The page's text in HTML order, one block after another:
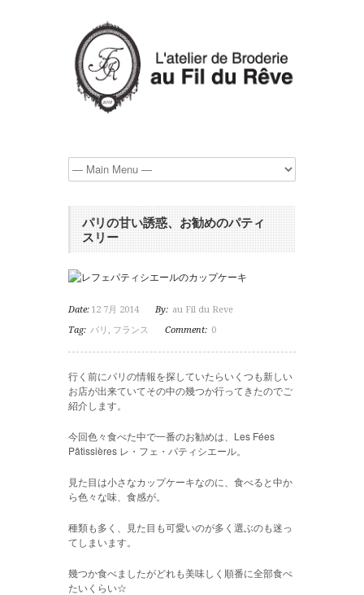
パリの甘い誘惑、お勧めのパティ
スリー
Date: 12 7月 2014 By: au Fil du Reve
Tag: パリ , フランス Comment: 0
行く前にパリの情報を探していたらいくつも新しい
お店が出来ていてその中の幾つか行ってきたのでご
紹介します。
今回色々食べた中で一番のお勧めは、Les Fées
Pâtissières レ・フェ・パティシエール。
見た目は小さなカップケーキなのに、食べると中か
ら色々な味、食感が。
種類も多く、見た目も可愛いのが多く選ぶのも迷っ
てしまいます。
幾つか食べましたがどれも美味しく順番に全部食べ
たいくらい☆